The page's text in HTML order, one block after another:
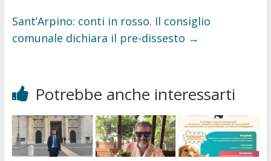
Sant’Arpino: conti in rosso. Il consiglio
comunale dichiara il pre-dissesto →
Potrebbe anche interessarti